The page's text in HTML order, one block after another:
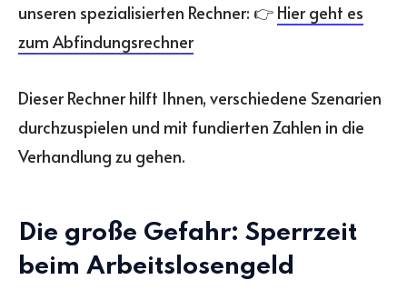
unseren spezialisierten Rechner: 👉 Hier geht es
zum Abfindungsrechner
Dieser Rechner hilft Ihnen, verschiedene Szenarien
durchzuspielen und mit fundierten Zahlen in die
Verhandlung zu gehen.
Die große Gefahr: Sperrzeit
beim Arbeitslosengeld